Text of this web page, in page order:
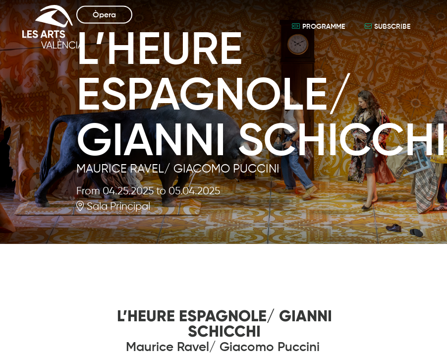
SUBSCRIBE
PROGRAMME
Òpera
L’HEURE
ESPAGNOLE/
GIANNI SCHICCHI
MAURICE RAVEL/ GIACOMO PUCCINI
From 04.25.2025to 05.04.2025
Sala Principal
L’HEURE ESPAGNOLE/ GIANNI
SCHICCHI
Maurice Ravel/ Giacomo Puccini